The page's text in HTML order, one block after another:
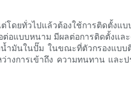
ยทั่วไปแล้วต้องใช้การติดตั้งแบ
แบบหนาม มีผลต่อการติดตั้งแ
มันในปั๊ม ในขณะที่ตัวกรองแบบติ
งการเข้าถึง ความทนทาน และ